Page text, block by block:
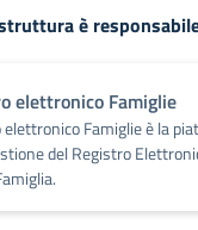
è
elettronico Famiglie
elettronico Famiglie è la
del Registro